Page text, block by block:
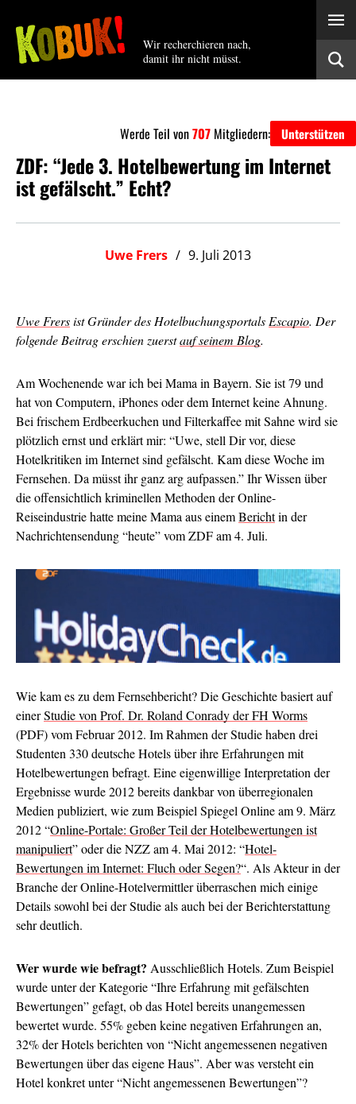
Wir recherchieren nach,
damit ihr nicht müsst.
Werde Teil von707 Mitgliedern: Unterstützen
ZDF: “Jede 3. Hotelbewertung im Internet
ist gefälscht.” Echt?
Uwe Frers 9. Juli 2013
Uwe Frersist Gründer des Hotelbuchungsportals Escapio. Der
folgende Beitrag erschien zuerstauf seinem Blog.
Am Wochenende war ich bei Mama in Bayern. Sie ist 79 und
hat von Computern, iPhones oder dem Internet keine Ahnung.
Bei frischem Erdbeerkuchen und Filterkaffee mit Sahne wird sie
plötzlich ernst und erklärt mir: “Uwe, stell Dir vor, diese
Hotelkritiken im Internet sind gefälscht. Kam diese Woche im
Fernsehen. Da müsst ihr ganz arg aufpassen.” Ihr Wissen über
die offensichtlich kriminellen Methoden der Online-
Reiseindustrie hatte meine Mama aus einemBerichtin der
Nachrichtensendung “heute” vom ZDF am 4. Juli.
Wie kam es zu dem Fernsehbericht? Die Geschichte basiert auf
einerStudie von Prof. Dr. Roland Conrady der FH Worms
(PDF) vom Februar 2012. Im Rahmen der Studie haben drei
Studenten 330 deutsche Hotels über ihre Erfahrungen mit
Hotelbewertungen befragt. Eine eigenwillige Interpretation der
Ergebnisse wurde 2012 bereits dankbar von überregionalen
Medien publiziert, wie zum Beispiel Spiegel Online am 9. März
2012 “Online-Portale: Großer Teil der Hotelbewertungen ist
manipuliert” oder die NZZ am 4. Mai 2012: “Hotel-
Bewertungen im Internet: Fluch oder Segen?“. Als Akteur in der
Branche der Online-Hotelvermittler überraschen mich einige
Details sowohl bei der Studie als auch bei der Berichterstattung
sehr deutlich.
Wer wurde wie befragt? Ausschließlich Hotels. Zum Beispiel
wurde unter der Kategorie “Ihre Erfahrung mit gefälschten
Bewertungen” gefagt, ob das Hotel bereits unangemessen
bewertet wurde. 55% geben keine negativen Erfahrungen an,
32% der Hotels berichten von “Nicht angemessenen negativen
Bewertungen über das eigene Haus”. Aber was versteht ein
Hotel konkret unter “Nicht angemessenen Bewertungen”?